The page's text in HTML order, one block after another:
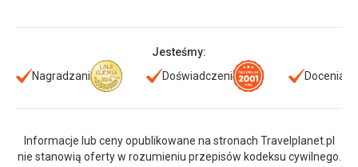
Jesteśmy:
Nagradzani
Doświadczeni Doceniani
Informacje lub ceny opublikowane na stronach Travelplanet.pl
nie stanowią oferty w rozumieniu przepisów kodeksu cywilnego.